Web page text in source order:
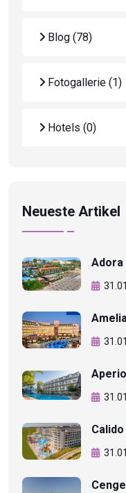
Blog (78)
Fotogallerie (1)
Hotels (0)
Neueste Artikel
Adora